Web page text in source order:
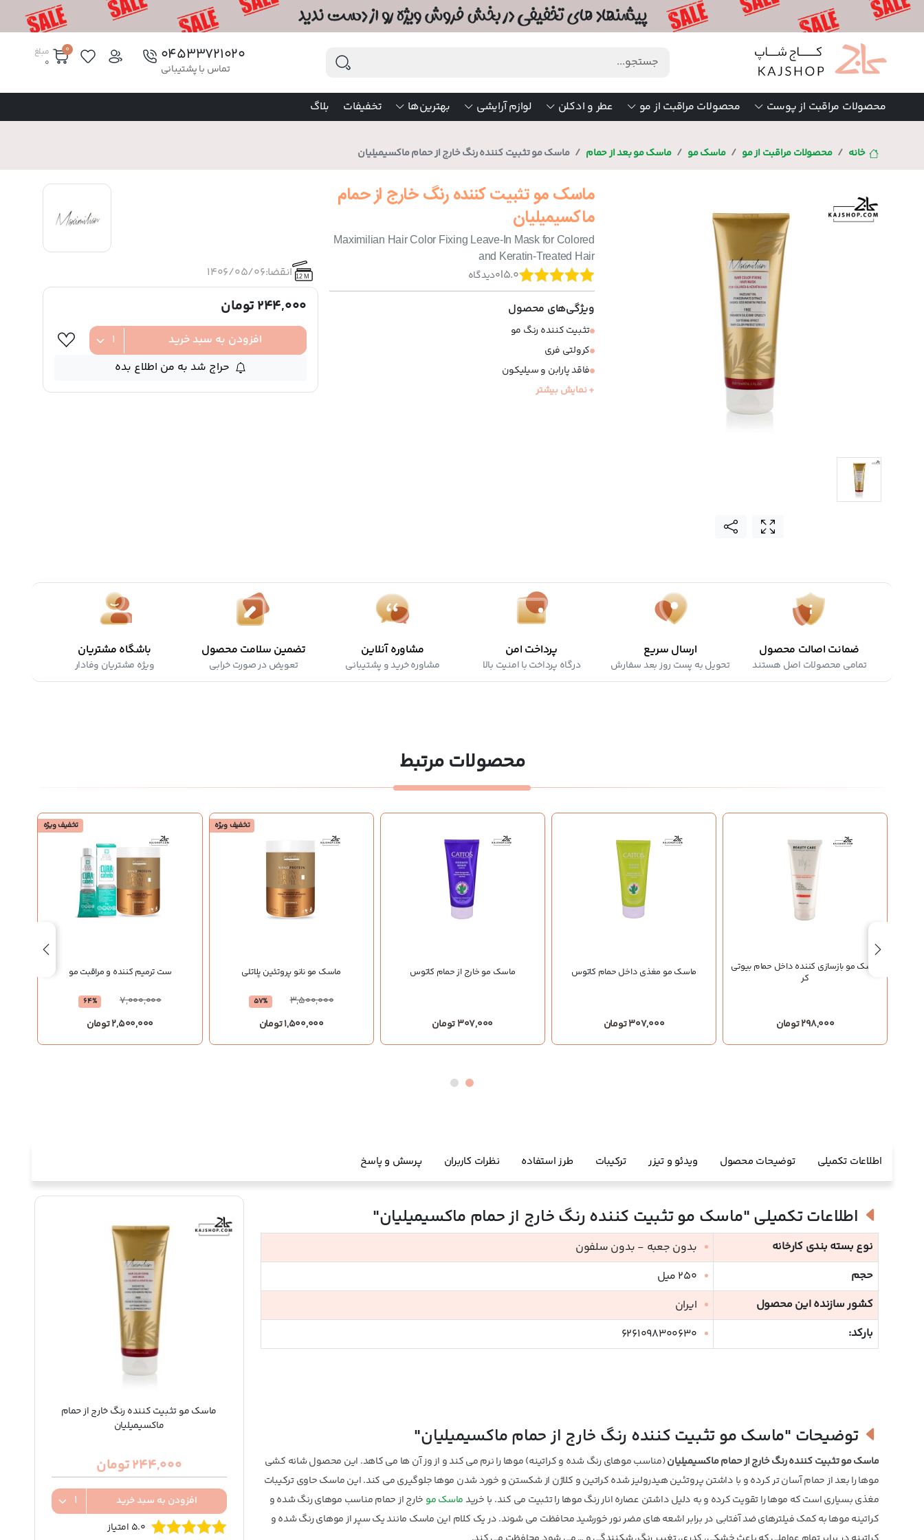
۰۴۵۳۳۷۲۱۰۲۰
تماس با پشتیبانی
مبلغ
0
0
محصولات مراقبت از پوست محصولات مراقبت از مو عطر و ادکلن لوازم آرایشی بهترین‌ها تخفیفات بلاگ
خانه محصولات مراقبت از مو ماسک مو ماسک مو بعد از حمام ماسک مو تثبیت کننده رنگ خارج از حمام ماکسیمیلیان
ماسک مو تثبیت کننده رنگ خارج از حمام
ماکسیمیلیان
Maximilian Hair Color Fixing Leave-In Mask for Colored
and Keratin-Treated Hair
5.0
|
0دیدگاه
ویژگی‌های محصول
تثبیت کننده رنگ مو
کرولتی فری
فاقد پارابن و سیلیکون
بدون نیاز به آبکشی
+ نمایش بیشتر
12 M انقضا:1406/05/06
244,000 تومان
افزودن به سبد خرید
حراج شد به من اطلاع بده
ضمانت اصالت محصول
تمامی محصولات اصل هستند
ارسال سریع
تحویل به پست روز بعد سفارش
پرداخت امن
درگاه پرداخت با امنیت بالا
مشاوره آنلاین
مشاوره خرید و پشتیبانی
تضمین سلامت محصول
تعویض در صورت خرابی
باشگاه مشتریان
ویژه مشتریان وفادار
محصولات مرتبط
ماسک مو بازسازی کننده داخل حمام بیوتی
کر
298,000 تومان
ماسک مو مغذی داخل حمام کاتوس
307,000 تومان
ماسک مو خارج از حمام کاتوس
307,000 تومان
تخفیف ویژه
ماسک مو نانو پروتئین پلاتلی
3,500,000
57%
1,500,000 تومان
تخفیف ویژه
ست ترمیم کننده و مراقبت مو
7,000,000
64%
2,500,000 تومان
اطلاعات تکمیلی توضیحات محصول ویدئو و تیزر ترکیبات طرز استفاده نظرات کاربران پرسش و پاسخ
اطلاعات تکمیلی"ماسک مو تثبیت کننده رنگ خارج از حمام ماکسیمیلیان"
نوع بسته بندی کارخانه
بدون جعبه - بدون سلفون
حجم
250 میل
کشور سازنده این محصول
ایران
بارکد:
6261098300630
توضیحات "ماسک مو تثبیت کننده رنگ خارج از حمام ماکسیمیلیان"
ماسک مو تثبیت کننده رنگ خارج از حمام ماکسیمیلیان(مناسب موهای رنگ شده و کراتینه) موها را نرم می کند و از وز آن ها می کاهد. این محصول شانه کشی
موها را بعد از حمام آسان تر کرده و با داشتن پروتئین هیدرولیز شده کراتین و کلاژن از شکستن و خورد شدن موها جلوگیری می کند. این ماسک حاوی ترکیبات
مغذی بسیاری است که موها را تقویت کرده و به دلیل داشتن عصاره انار رنگ موها را تثبیت می کند. با خریدماسک مو خارج از حمام مناسب موهای رنگ شده و
کراتینه موها به کمک فیلترهای ضد آفتابی در برابر اشعه های مضر نور خورشید محافظت می شوند. در یک کلام این ماسک مانند یک سپر از موهای رنگ شده و
ماسک مو تثبیت کننده رنگ خارج از حمام
ماکسیمیلیان
244,000 تومان
افزودن به سبد خرید
5.0 امتیاز